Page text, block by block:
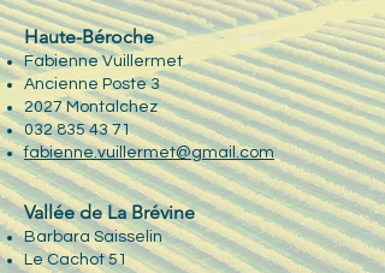
Haute-Béroche​
Fabienne Vuillermet
Ancienne Poste 3
2027 Montalchez
032 835 43 71
fabienne.vuillermet@gmail.com
Vallée de La Brévine
Barbara Saisselin
Le Cachot 51